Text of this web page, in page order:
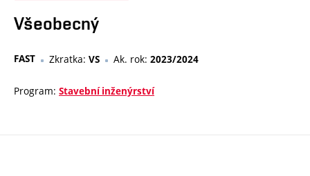
Všeobecný
FAST Zkratka: VS Ak. rok: 2023/2024
Program: Stavební inženýrství